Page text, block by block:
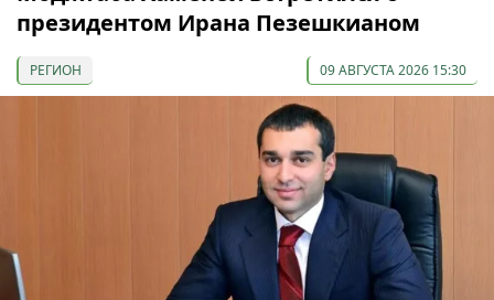
президентом Ирана Пезешкианом
РЕГИОН 09 АВГУСТА 2026 15:30